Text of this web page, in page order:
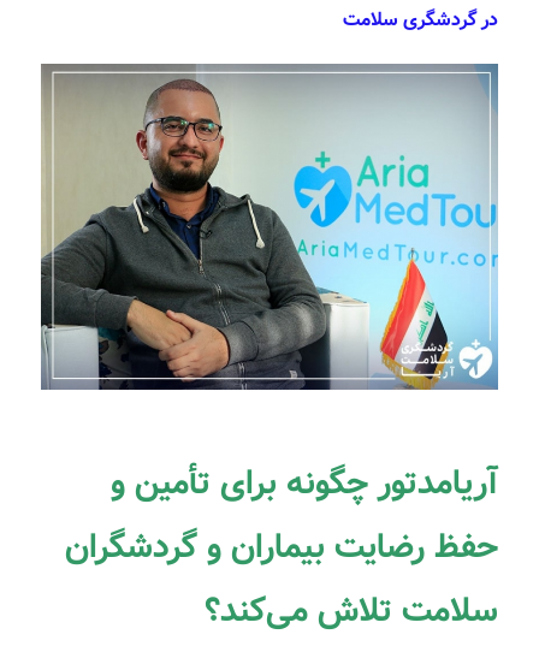
در گردشگری سلامت
آریامدتور چگونه برای تأمین و
حفظ رضایت بیماران و گردشگران
سلامت تلاش می‌کند؟